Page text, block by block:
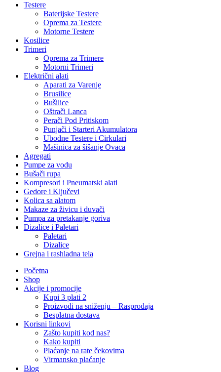
Testere
Baterijske Testere
Oprema za Testere
Motorne Testere
Kosilice
Trimeri
Oprema za Trimere
Motorni Trimeri
Električni alati
Aparati za Varenje
Brusilice
Bušilice
Oštrači Lanca
Perači Pod Pritiskom
Punjači i Starteri Akumulatora
Ubodne Testere i Cirkulari
Mašinica za šišanje Ovaca
Agregati
Pumpe za vodu
Bušači rupa
Kompresori i Pneumatski alati
Gedore i Ključevi
Kolica sa alatom
Makaze za živicu i duvači
Pumpa za pretakanje goriva
Dizalice i Paletari
Paletari
Dizalice
Grejna i rashladna tela
Početna
Shop
Akcije i promocije
Kupi 3 plati 2
Proizvodi na sniženju – Rasprodaja
Besplatna dostava
Korisni linkovi
Zašto kupiti kod nas?
Kako kupiti
Plaćanje na rate čekovima
Virmansko plaćanje
Blog